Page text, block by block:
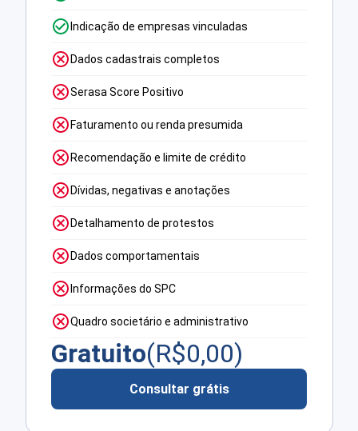
Indicação de empresas vinculadas
Dados cadastrais completos
Serasa Score Positivo
Faturamento ou renda presumida
Recomendação e limite de crédito
Dívidas, negativas e anotações
Detalhamento de protestos
Dados comportamentais
Informações do SPC
Quadro societário e administrativo
Gratuito(R$0,00)
Consultar grátis